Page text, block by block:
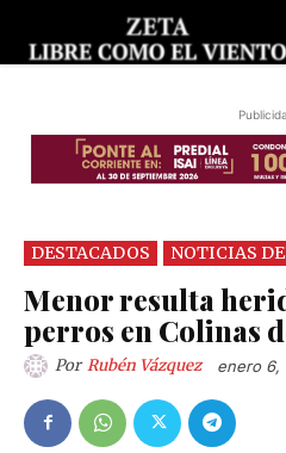
DESTACADOS NOTICIAS
Menor resulta
perros en Colinas
Por Rubén Vázquez enero 6,